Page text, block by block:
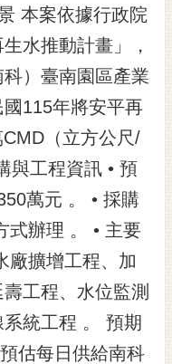
本案依據行政院
水推動計畫」，
）臺南園區產業
115年將安平再
（立方公尺/
與工程資訊 • 預
萬元 。 • 採購
式辦理 。 • 主要
廠擴增工程、加
工程、水位監測
統工程 。 預期
估每日供給南科